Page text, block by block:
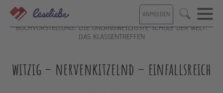
Direkt
zum
Inhalt
ANMELDEN Suche
BUCHVORSTELLUNG: DIE UNLANGWEILIGSTE SCHULE DER WELT:
DAS KLASSENTREFFEN
witzig – nervenkitzelnd – einfallsreich